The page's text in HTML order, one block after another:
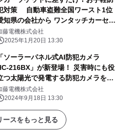
対策 自動車盗難全国ワースト1位
知県の会社から ワンタッチカーセキ
リティ2月2日(日)発売
藤電機株式会社
2025年1月20日 13:30
「ソーラーパネル式AI防犯カメラ
216BX」が新登場！ 災害時にも役
つ太陽光で発電する防犯カメラを10
7日発売
藤電機株式会社
2024年9月18日 13:30
ースをもっと見る